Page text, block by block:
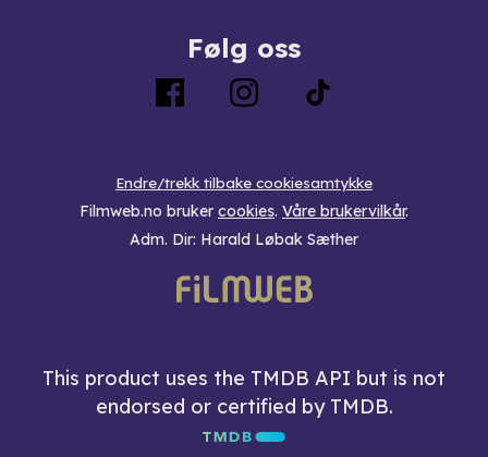
Følg oss
Endre/trekk tilbake cookiesamtykke
Filmweb.no bruker cookies. Våre brukervilkår.
Adm. Dir: Harald Løbak Sæther
This product uses the TMDB API but is not
endorsed or certified by TMDB.